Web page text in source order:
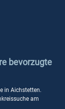
bevorzugte
in Aichstetten.
am